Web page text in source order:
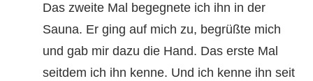
Das zweite Mal begegnete ich ihn in der
Sauna. Er ging auf mich zu, begrüßte mich
und gab mir dazu die Hand. Das erste Mal
seitdem ich ihn kenne. Und ich kenne ihn seit